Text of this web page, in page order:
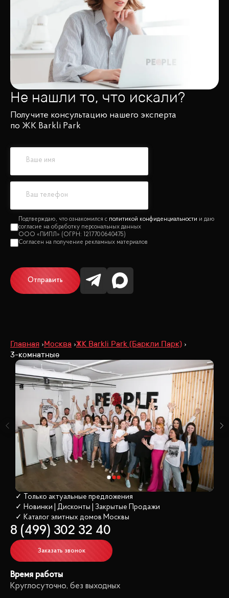
Не нашли то, что искали?
Получите консультацию нашего эксперта
по ЖК Barkli Park
политикой конфиденциальности
Отправить
Главная Москва ЖК Barkli Park (Баркли Парк)
3-комнатные
✓ Только актуальные предложения
✓ Новинки | Дисконты | Закрытые Продажи
✓ Каталог элитных домов Москвы
8 (499) 302 32 40
Заказать звонок
Время работы
Круглосуточно, без выходных